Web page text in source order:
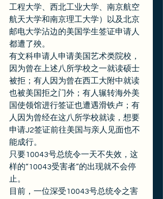
工程大学、西北工业大学、南京航空
航天大学和南京理工大学）以及北京
邮电大学沾边的美国学生签证申请人
都遭了殃。
有文科申请人申请美国艺术类院校，
因为曾在上述八所学校之一就读硕士
被拒；有人因为曾在西工大附中就读
也被美国拒之门外；有人辗转海外美
国使领馆进行签证也遭遇滑铁卢；有
人因为曾经在这八所学校就读，想要
申请J2签证前往美国与亲人见面也不
能成行。
只要10043号总统令一天不失效，这
样的“10043受害者”的出现就不会停
止。
目前，一位深受10043号总统令之害